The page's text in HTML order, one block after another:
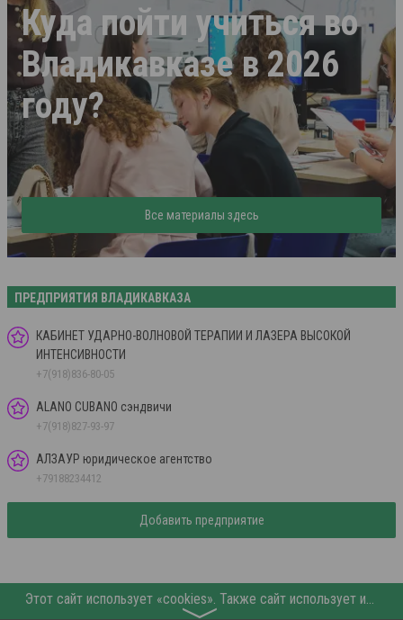
Куда пойти учиться во
Владикавказе в 2026
году?
Все материалы здесь
ПРЕДПРИЯТИЯ ВЛАДИКАВКАЗА
КАБИНЕТ УДАРНО-ВОЛНОВОЙ ТЕРАПИИ И ЛАЗЕРА ВЫСОКОЙ
ИНТЕНСИВНОСТИ
+7(918)836-80-05
ALANO CUBANO сэндвичи
+7(918)827-93-97
АЛЗАУР юридическое агентство
+79188234412
Добавить предприятие
Этот сайт использует «cookies». Также сайт использует интернет-сервис для сбора технических данных касательно посетителей с целью получения маркетинговой и статистической информации. Условия обработки данных посетителей сайта см.
〉